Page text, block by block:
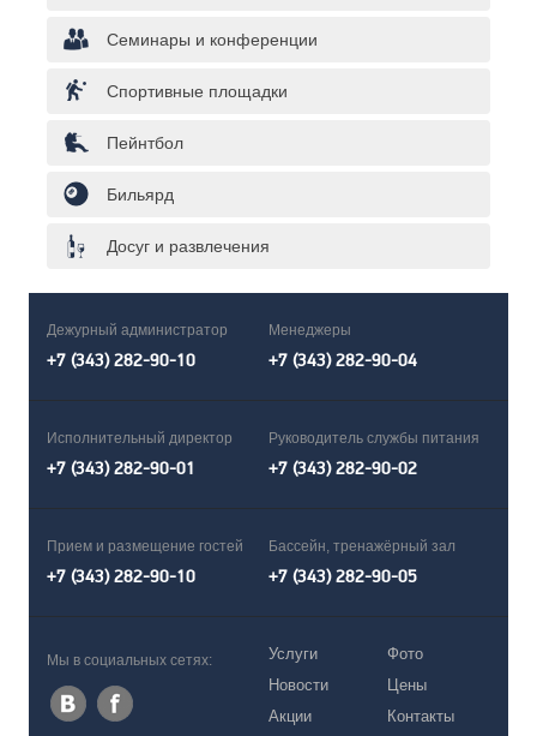
Семинары и конференции
Спортивные площадки
Пейнтбол
Бильярд
Досуг и развлечения
Дежурный администратор
+7 (343) 282-90-10
Менеджеры
+7 (343) 282-90-04
Исполнительный директор
+7 (343) 282-90-01
Руководитель службы питания
+7 (343) 282-90-02
Прием и размещение гостей
+7 (343) 282-90-10
Бассейн, тренажёрный зал
+7 (343) 282-90-05
Мы в социальных сетях:
Услуги
Новости
Акции
Фото
Цены
Контакты